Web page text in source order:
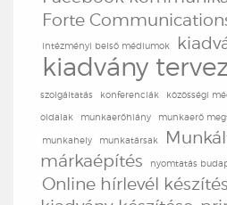
Forte
intézményi belső médiumok
kiadvány
szolgáltatás konferenciák közösségi
oldalak munkaerőhiány munkaerő
munkahely munkatársak
márkaépítés
nyomtatás
Online hírlevél készítés